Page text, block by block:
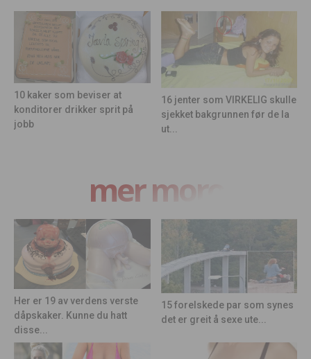
10 kaker som beviser at
konditorer drikker sprit på
jobb
16 jenter som VIRKELIG skulle
sjekket bakgrunnen før de la
ut...
mer moro
Her er 19 av verdens verste
dåpskaker. Kunne du hatt
disse...
15 forelskede par som synes
det er greit å sexe ute...